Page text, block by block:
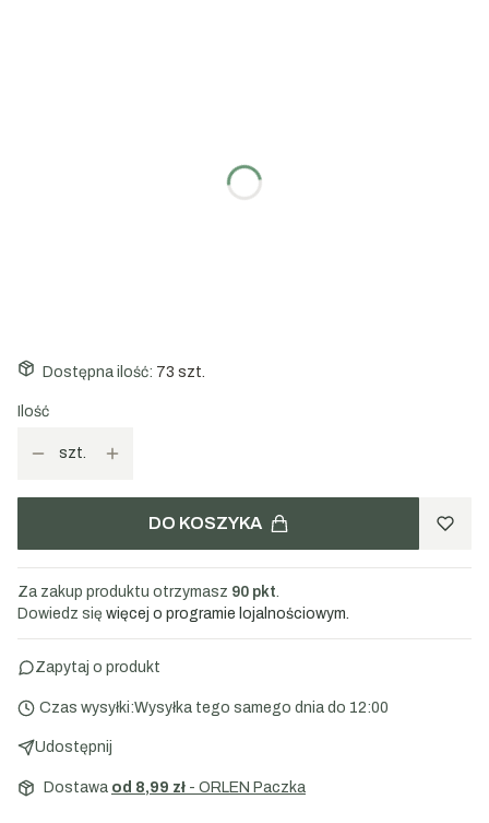
Dostępna ilość: 73 szt.
Ilość
szt.
DO KOSZYKA
Za zakup produktu otrzymasz 90 pkt.
Dowiedz się więcej o programie lojalnościowym.
Zapytaj o produkt
Czas wysyłki:Wysyłka tego samego dnia do 12:00
Udostępnij
Dostawa od 8,99 zł - ORLEN Paczka